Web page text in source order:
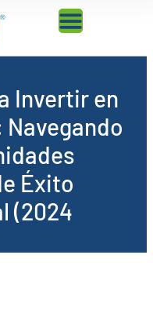
Invertir en
Éxito
(2024